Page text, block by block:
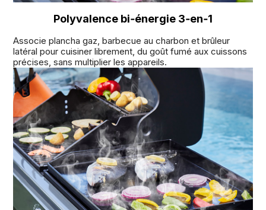
Polyvalence bi‑énergie 3‑en‑1
Associe plancha gaz, barbecue au charbon et brûleur
latéral pour cuisiner librement, du goût fumé aux cuissons
précises, sans multiplier les appareils.